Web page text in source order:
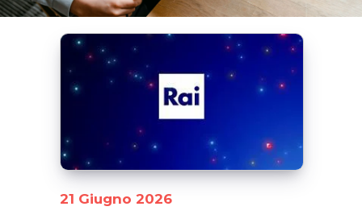
21 Giugno 2026